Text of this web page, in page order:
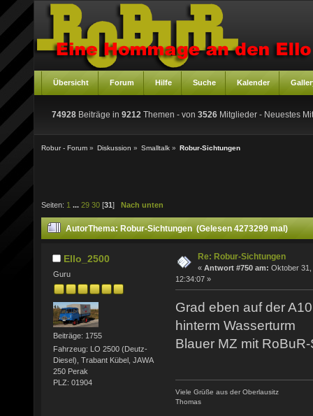
Übersicht Forum Hilfe Suche Kalender
74928 Beiträge in 9212 Themen - von 3526 Mitglieder - Neuestes
Robur - Forum » Diskussion » Smalltalk » Robur-Sichtungen
Seiten: 1 ... 29 30 [31 ] Nach unten
AutorThema: Robur-Sichtungen (Gelesen 4273299 mal)
Ello_2500
Guru
Beiträge: 1755
Fahrzeug: LO 2500 (Deutz-
Diesel), Trabant Kübel, JAWA
250 Perak
PLZ: 01904
Re: Robur-Sichtungen
« Antwort #750 am: Oktober 31,
12:34:07 »
Grad eben auf der
hinterm Wasserturm
Blauer MZ mit
Viele Grüße aus der Oberlausitz
Thomas